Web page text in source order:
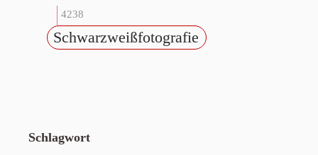
4238
Schwarzweißfotografie
Schlagwort